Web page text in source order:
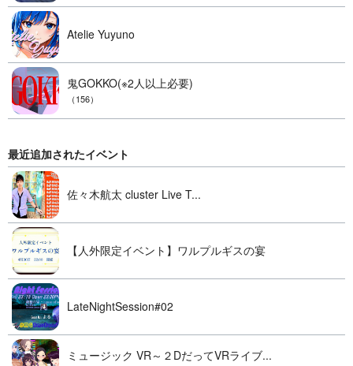
Atelie Yuyuno
鬼GOKKO(※2人以上必要)
（156）
最近追加されたイベント
佐々木航太 cluster Live T...
【人外限定イベント】ワルプルギスの宴
LateNightSession#02
ミュージック VR～２DだってVRライブ...